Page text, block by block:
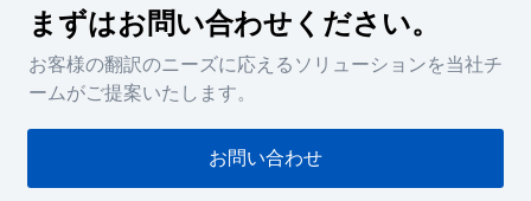
まずはお問い合わせください。
お客様の翻訳のニーズに応えるソリューションを当社チ
ームがご提案いたします。
お問い合わせ